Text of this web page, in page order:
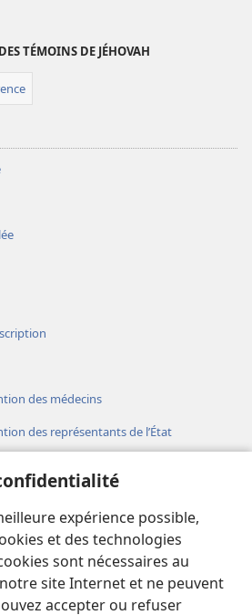
expérience possible,
et des technologies
sont nécessaires au
site Internet et ne peuvent
accepter ou refuser
Annuaire
Jéhovah
TÉMOINS DE JÉHOVAH
des médecins
des représentants de l’État